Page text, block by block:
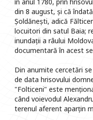
din 8 august, și că
Șoldănești, adică
locuitori din satul Baia;
inundații a râului
documentară în acest
Din anumite cercetări
de data hrisovului
"Folticeni" este
când voievodul
terenul aferent aparțin